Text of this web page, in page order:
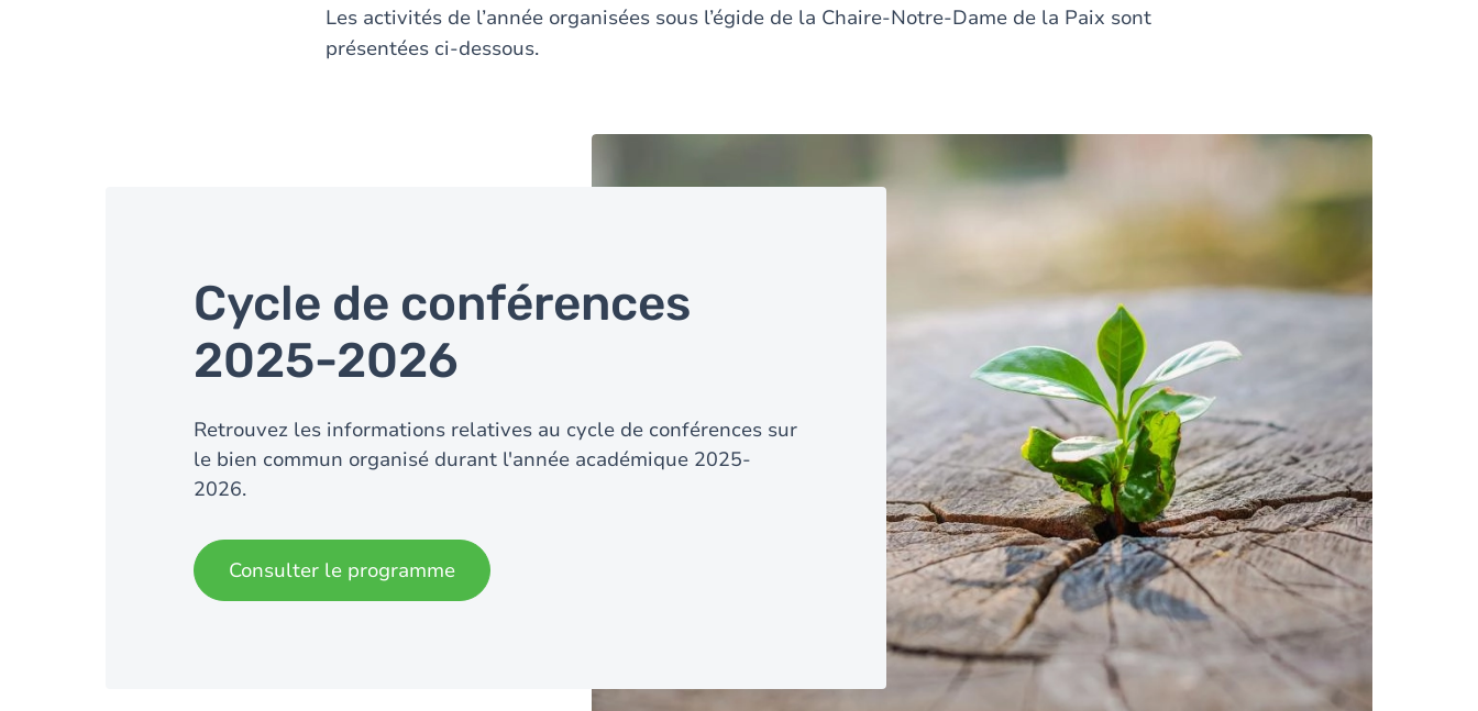
Les activités de l’année organisées sous l’égide de la Chaire-Notre-Dame de la Paix sont
présentées ci-dessous.
Cycle de conférences
2025-2026
Retrouvez les informations relatives au cycle de conférences sur
le bien commun organisé durant l'année académique 2025-
2026.
Consulter le programme